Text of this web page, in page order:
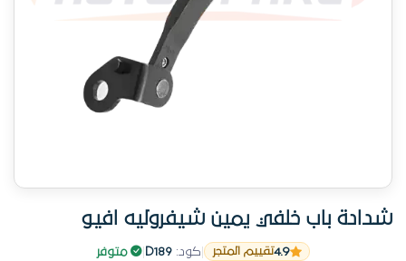
شدادة باب خلفي يمين شيفروليه افيو
4.9تقييم المتجر كود: D189 متوفر من الأكثر مبيعاً الشهر الحالي